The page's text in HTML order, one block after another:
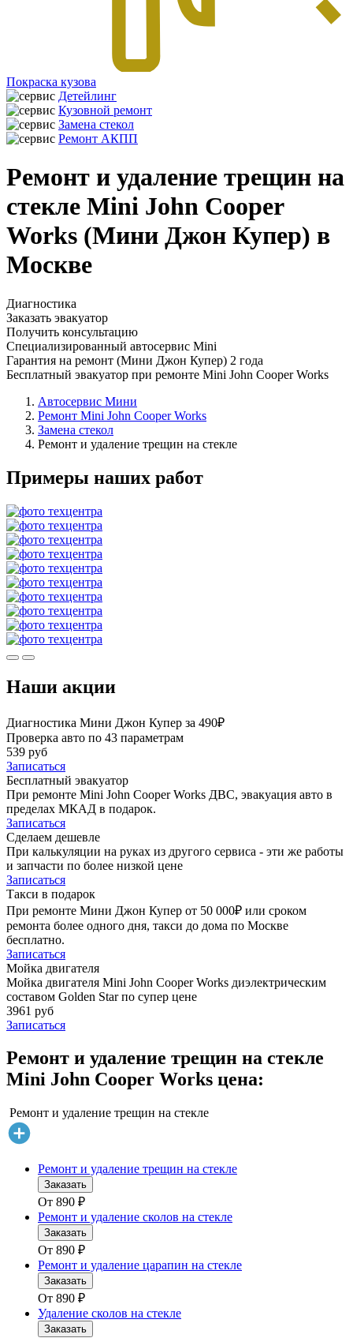
Покраска кузова
Детейлинг
Кузовной ремонт
Замена стекол
Ремонт АКПП
Ремонт и удаление трещин на
стекле Mini John Cooper
Works (Мини Джон Купер) в
Москве
Диагностика
Заказать эвакуатор
Получить консультацию
Специализированный автосервис Mini
Гарантия на ремонт (Мини Джон Купер) 2 года
Бесплатный эвакуатор при ремонте Mini John Cooper Works
Автосервис Мини
Ремонт Mini John Cooper Works
Замена стекол
Ремонт и удаление трещин на стекле
Примеры наших работ
Наши акции
Диагностика Мини Джон Купер за 490₽
Проверка авто по 43 параметрам
539 руб
Записаться
Бесплатный эвакуатор
При ремонте Mini John Cooper Works ДВС, эвакуация авто в
пределах МКАД в подарок.
Записаться
Сделаем дешевле
При калькуляции на руках из другого сервиса - эти же работы
и запчасти по более низкой цене
Записаться
Такси в подарок
При ремонте Мини Джон Купер от 50 000₽ или сроком
ремонта более одного дня, такси до дома по Москве
бесплатно.
Записаться
Мойка двигателя
Мойка двигателя Mini John Cooper Works диэлектрическим
составом Golden Star по супер цене
3961 руб
Записаться
Ремонт и удаление трещин на стекле
Mini John Cooper Works цена:
Ремонт и удаление трещин на стекле
Ремонт и удаление трещин на стекле
Заказать
От 890 ₽
Ремонт и удаление сколов на стекле
Заказать
От 890 ₽
Ремонт и удаление царапин на стекле
Заказать
От 890 ₽
Удаление сколов на стекле
Заказать